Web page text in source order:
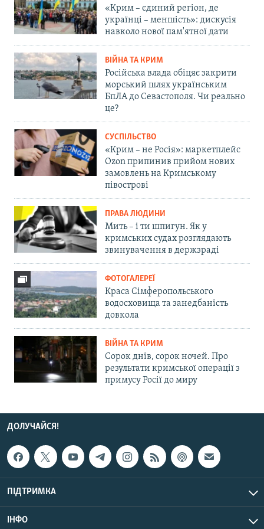
«Крим – єдиний регіон, де
українці – меншість»: дискусія
навколо нової пам'ятної дати
ВІЙНА ТА КРИМ
Російська влада обіцяє закрити
морський шлях українським
БпЛА до Севастополя. Чи реально
це?
СУСПІЛЬСТВО
«Крим – не Росія»: маркетплейс
Ozon припинив прийом нових
замовлень на Кримському
півострові
ПРАВА ЛЮДИНИ
Мить – і ти шпигун. Як у
кримських судах розглядають
звинувачення в держзраді
ФОТОГАЛЕРЕЇ
Краса Сімферопольського
водосховища та занедбаність
довкола
ВІЙНА ТА КРИМ
Сорок днів, сорок ночей. Про
результати кримської операції з
примусу Росії до миру
ДОЛУЧАЙСЯ!
ПІДТРИМКА
ІНФО